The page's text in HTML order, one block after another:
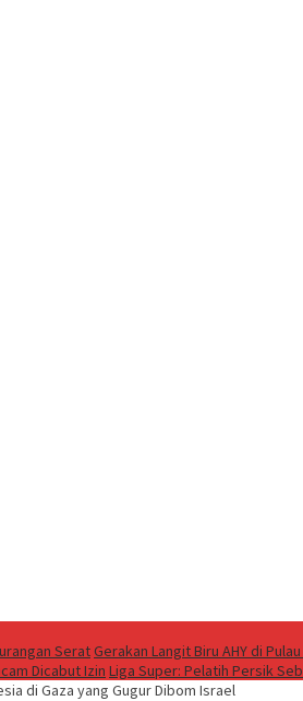
SeratGerakan Langit Biru AHY di
Dicabut Izin Liga Super: Pelatih Persik
di Gaza yang Gugur Dibom Israel